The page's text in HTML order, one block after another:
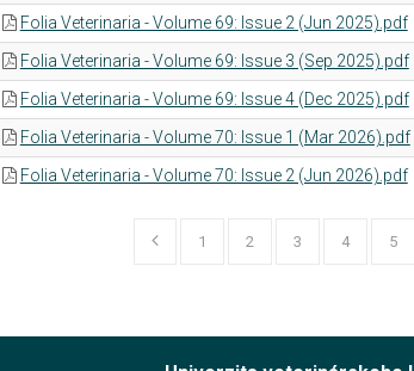
Folia Veterinaria - Volume 69: Issue 2 (Jun 2025).pdf
Folia Veterinaria - Volume 69: Issue 3 (Sep 2025).pdf
Folia Veterinaria - Volume 69: Issue 4 (Dec 2025).pdf
Folia Veterinaria - Volume 70: Issue 1 (Mar 2026).pdf
Folia Veterinaria - Volume 70: Issue 2 (Jun 2026).pdf
1 2 3 4 5